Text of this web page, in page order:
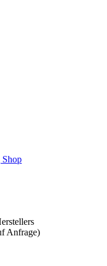
Shop
Anfrage)